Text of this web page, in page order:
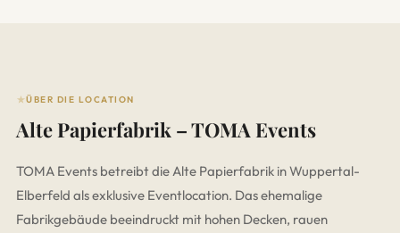
ÜBER DIE LOCATION
Alte Papierfabrik – TOMA Events
TOMA Events betreibt die Alte Papierfabrik in Wuppertal-
Elberfeld als exklusive Eventlocation. Das ehemalige
Fabrikgebäude beeindruckt mit hohen Decken, rauen